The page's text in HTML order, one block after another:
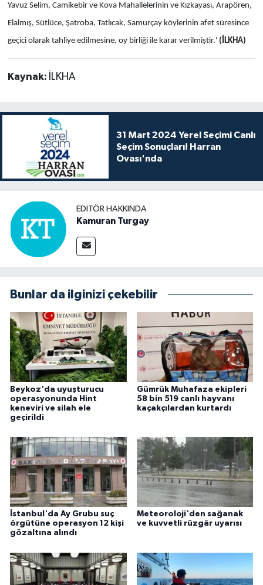
Yavuz Selim, Camikebir ve Kova Mahallelerinin ve Kızkayası, Arapören,
Elalmış, Sütlüce, Şatroba, Tatlıcak, Samurçay köylerinin afet süresince
geçici olarak tahliye edilmesine, oy birliği ile karar verilmiştir.' (İLKHA)
Kaynak: İLKHA
31 Mart 2024 Yerel Seçimi Canlı
Seçim Sonuçları! Harran
Ovası'nda
EDITÖR HAKKINDA
Kamuran Turgay
Bunlar da ilginizi çekebilir
Beykoz'da uyuşturucu
operasyonunda Hint
keneviri ve silah ele
geçirildi
Gümrük Muhafaza ekipleri
58 bin 519 canlı hayvanı
kaçakçılardan kurtardı
İstanbul'da Ay Grubu suç
örgütüne operasyon 12 kişi
gözaltına alındı
Meteoroloji'den sağanak
ve kuvvetli rüzgâr uyarısı